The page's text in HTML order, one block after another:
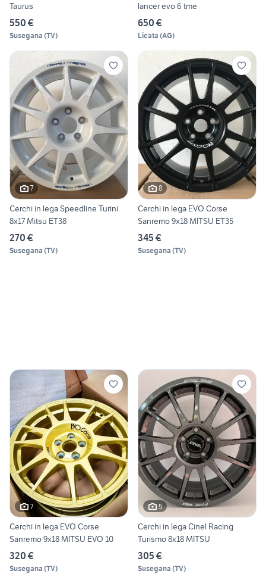
Taurus
550 €
Susegana (TV)
lancer evo 6 tme
650 €
Licata (AG)
7
Cerchi in lega Speedline Turini
8x17 Mitsu ET38
270 €
Susegana (TV)
8
Cerchi in lega EVO Corse
Sanremo 9x18 MITSU ET35
345 €
Susegana (TV)
7
Cerchi in lega EVO Corse
Sanremo 9x18 MITSU EVO 10
320 €
Susegana (TV)
5
Cerchi in lega Cinel Racing
Turismo 8x18 MITSU
305 €
Susegana (TV)